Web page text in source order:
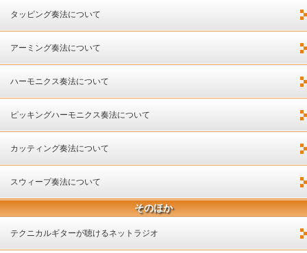
タッピング奏法について
アーミング奏法について
ハーモニクス奏法について
ピッキングハーモニクス奏法について
カッティング奏法について
スウィープ奏法について
そのほか
テクニカルギターが聴けるネットラジオ